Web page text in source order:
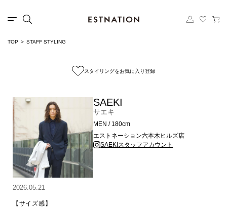
TOP STAFF STYLING
スタイリングをお気に入り登録
SAEKI
サエキ
MEN / 180cm
エストネーション六本木ヒルズ店
SAEKIスタッフアカウント
2026.05.21
【サイズ感】